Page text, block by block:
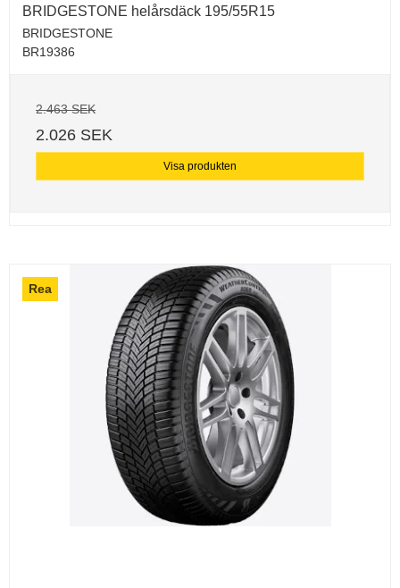
BRIDGESTONE helårsdäck 195/55R15
BRIDGESTONE
BR19386
2.463 SEK
2.026 SEK
Visa produkten
Rea